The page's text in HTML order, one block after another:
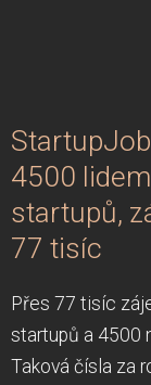
4500
startupů,
77 tisíc
Přes 77 tisíc
startupů a 4500
Taková čísla za